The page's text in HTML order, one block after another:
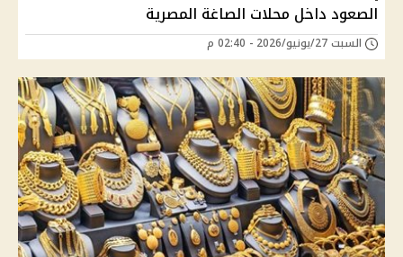
الصعود داخل محلات الصاغة المصرية
السبت 27/يونيو/2026 - 02:40 م